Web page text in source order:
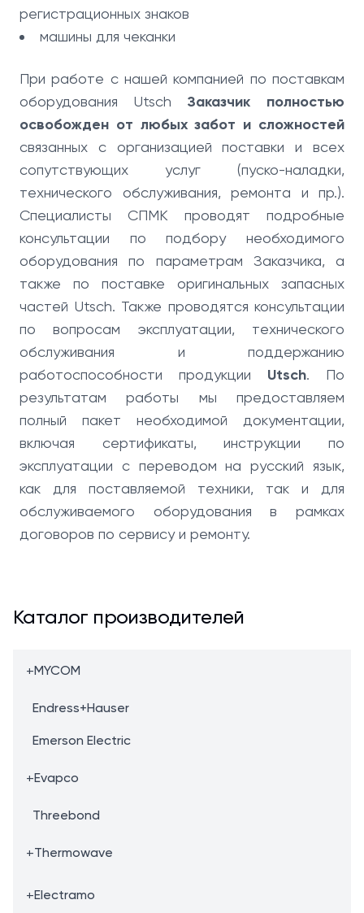
регистрационных знаков
машины для чеканки
При работе с нашей компанией по поставкам
оборудования Utsch Заказчик полностью
освобожден от любых забот и сложностей
связанных с организацией поставки и всех
сопутствующих услуг (пуско-наладки,
технического обслуживания, ремонта и пр.).
Специалисты СПМК проводят подробные
консультации по подбору необходимого
оборудования по параметрам Заказчика, а
также по поставке оригинальных запасных
частей Utsch. Также проводятся консультации
по вопросам эксплуатации, технического
обслуживания и поддержанию
работоспособности продукции Utsch. По
результатам работы мы предоставляем
полный пакет необходимой документации,
включая сертификаты, инструкции по
эксплуатации с переводом на русский язык,
как для поставляемой техники, так и для
обслуживаемого оборудования в рамках
договоров по сервису и ремонту.
Каталог производителей
+MYCOM
Endress+Hauser
Emerson Electric
+Evapco
Threebond
+Thermowave
+Electramo